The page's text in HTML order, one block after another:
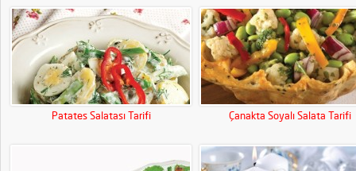
Patates Salatası Tarifi Çanakta Soyalı Salata Tarifi